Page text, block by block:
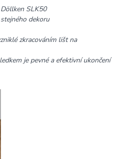
SLK50
dekoru
zkracováním lišt na
je pevné a efektivní ukončení